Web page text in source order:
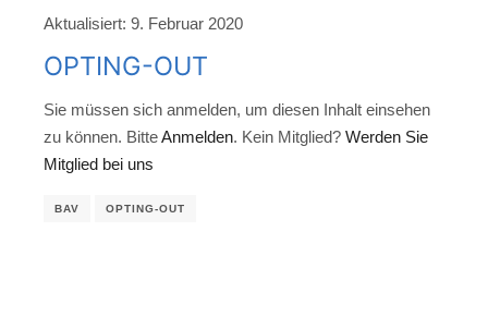
Aktualisiert: 9. Februar 2020
OPTING-OUT
Sie müssen sich anmelden, um diesen Inhalt einsehen
zu können. BitteAnmelden. Kein Mitglied? Werden Sie
Mitglied bei uns
BAV OPTING-OUT